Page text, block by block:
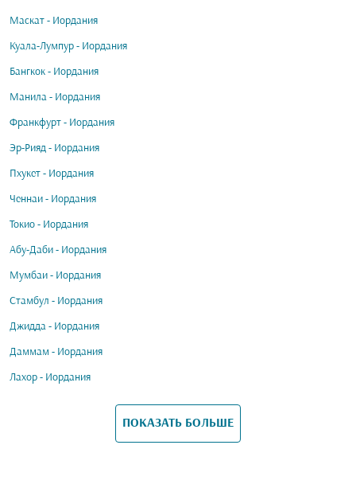
Маскат - Иордания
Куала-Лумпур - Иордания
Бангкок - Иордания
Манила - Иордания
Франкфурт - Иордания
Эр-Рияд - Иордания
Пхукет - Иордания
Ченнаи - Иордания
Токио - Иордания
Абу-Даби - Иордания
Мумбаи - Иордания
Стамбул - Иордания
Джидда - Иордания
Даммам - Иордания
Лахор - Иордания
ПОКАЗАТЬ БОЛЬШЕ